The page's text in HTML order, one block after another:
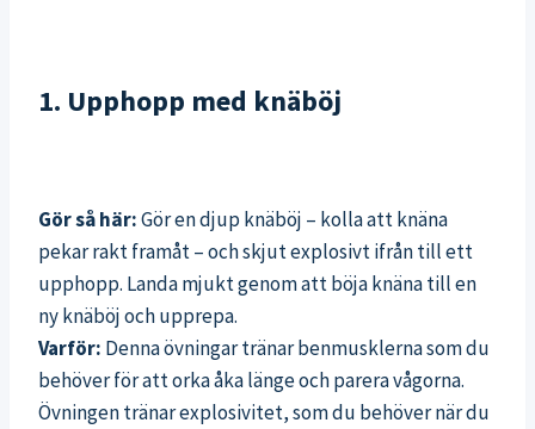
1. Upphopp med knäböj
Gör så här:Gör en djup knäböj – kolla att knäna
pekar rakt framåt – och skjut explosivt ifrån till ett
upphopp. Landa mjukt genom att böja knäna till en
ny knäböj och upprepa.
Varför: Denna övningar tränar benmusklerna som du
behöver för att orka åka länge och parera vågorna.
Övningen tränar explosivitet, som du behöver när du